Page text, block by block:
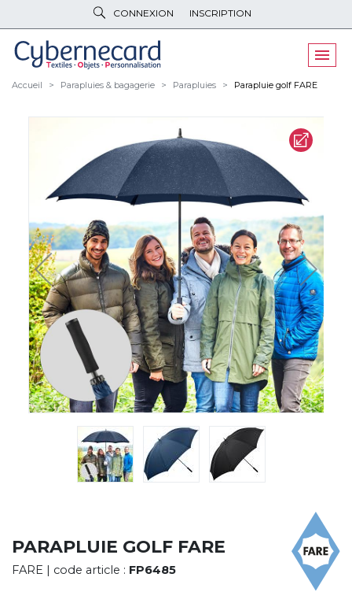
CONNEXION INSCRIPTION
VÊTEMENTSDE TRAVAIL
VÊTEMENTS D'IMAGE
& HIGH-TECH
PELUCHES & GOODIES
NOUVEAUTÉS
ÉCORESPONSABLE
PROMOS
CYBERNECARD
LA SOCIÉTÉ
SERVICES
ROADSHOWS, FORUM DES EXPERTS
CATALOGUES & TARIFS
MARQUES & CERTIFICATS
TECHNIQUES MARQUAGE
Accueil Parapluies & bagagerie Parapluies Parapluie golf FARE
PARAPLUIE GOLF FARE
FARE | code article : FP6485